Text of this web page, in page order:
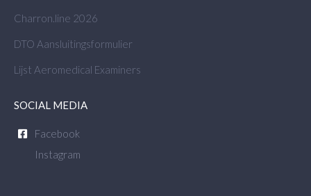
Charron.line 2026
DTO Aansluitingsformulier
Lijst Aeromedical Examiners
SOCIAL MEDIA
Facebook
Instagram